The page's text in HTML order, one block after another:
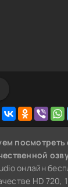
посмотреть
онлайн
HD 720,